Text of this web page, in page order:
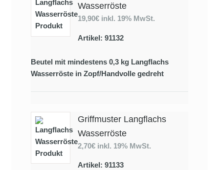
Wasserröste
19,90€ inkl. 19% MwSt.
Artikel: 91132
Beutel mit mindestens 0,3 kg Langflachs
Wasserröste in Zopf/Handvolle gedreht
Griffmuster Langflachs
Wasserröste
2,70€ inkl. 19% MwSt.
Artikel: 91133